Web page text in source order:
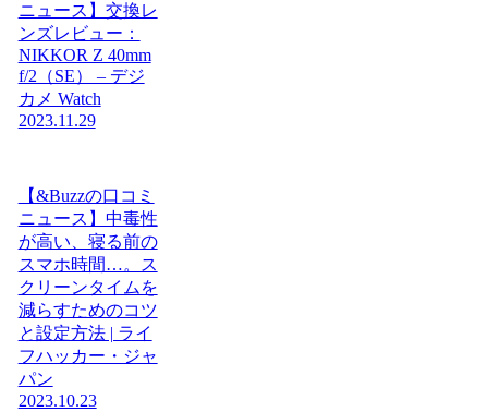
ニュース】交換レ
ンズレビュー：
NIKKOR Z 40mm
f/2（SE） – デジ
カメ Watch
2023.11.29
【&Buzzの口コミ
ニュース】中毒性
が高い、寝る前の
スマホ時間…。ス
クリーンタイムを
減らすためのコツ
と設定方法 | ライ
フハッカー・ジャ
パン
2023.10.23